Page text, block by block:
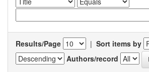
Results/Page | Sort items by
Authors/record